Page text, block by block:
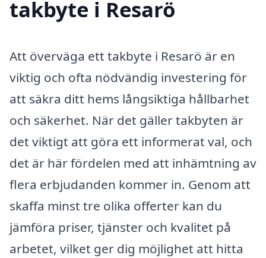
takbyte i Resarö
Att överväga ett takbyte i Resarö är en
viktig och ofta nödvändig investering för
att säkra ditt hems långsiktiga hållbarhet
och säkerhet. När det gäller takbyten är
det viktigt att göra ett informerat val, och
det är här fördelen med att inhämtning av
flera erbjudanden kommer in. Genom att
skaffa minst tre olika offerter kan du
jämföra priser, tjänster och kvalitet på
arbetet, vilket ger dig möjlighet att hitta